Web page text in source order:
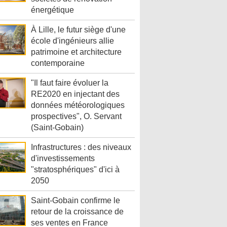
énergétique
À Lille, le futur siège d'une
école d'ingénieurs allie
patrimoine et architecture
contemporaine
"Il faut faire évoluer la
RE2020 en injectant des
données météorologiques
prospectives", O. Servant
(Saint-Gobain)
Infrastructures : des niveaux
d'investissements
"stratosphériques" d'ici à
2050
Saint-Gobain confirme le
retour de la croissance de
ses ventes en France